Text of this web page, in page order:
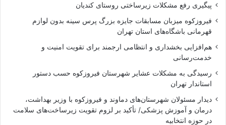
پیگیری رفع مشکلات زیرساختی روستای کندیان
فیروزکوه میزبان مسابقات جایزه بزرگ پرس سینه بدون لوازم
قهرمانی باشگاه‌های استان تهران
هم‌افزایی بخشداری و انتظامی ارجمند برای تقویت امنیت و
خدمت‌رسانی
رسیدگی به مشکلات عشایر شهرستان فیروزکوه حسب دستور
استاندار تهران
دیدار مسئولان شهرستان‌های دماوند و فیروزکوه با وزیر بهداشت،
درمان و آموزش پزشکی/ تأکید بر لزوم تقویت زیرساخت‌های سلامت
در حوزه انتخابیه